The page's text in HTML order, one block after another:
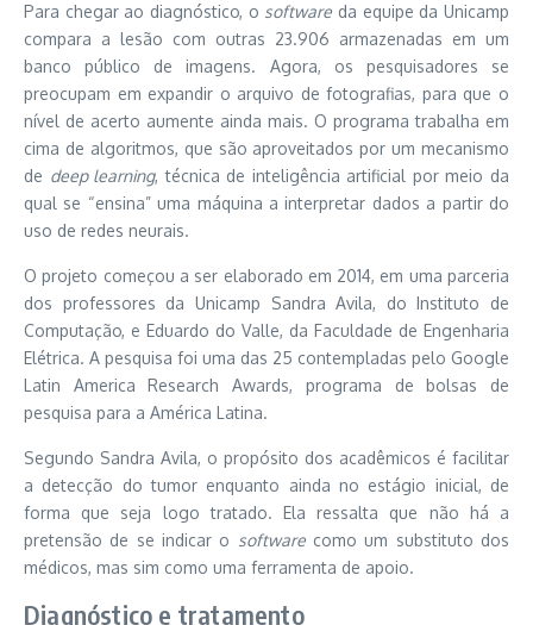
Para chegar ao diagnóstico, o software da equipe da Unicamp
compara a lesão com outras 23.906 armazenadas em um
banco público de imagens. Agora, os pesquisadores se
preocupam em expandir o arquivo de fotografias, para que o
nível de acerto aumente ainda mais. O programa trabalha em
cima de algoritmos, que são aproveitados por um mecanismo
de deep learning, técnica de inteligência artificial por meio da
qual se “ensina” uma máquina a interpretar dados a partir do
uso de redes neurais.
O projeto começou a ser elaborado em 2014, em uma parceria
dos professores da Unicamp Sandra Avila, do Instituto de
Computação, e Eduardo do Valle, da Faculdade de Engenharia
Elétrica. A pesquisa foi uma das 25 contempladas pelo Google
Latin America Research Awards, programa de bolsas de
pesquisa para a América Latina.
Segundo Sandra Avila, o propósito dos acadêmicos é facilitar
a detecção do tumor enquanto ainda no estágio inicial, de
forma que seja logo tratado. Ela ressalta que não há a
pretensão de se indicar o softwarecomo um substituto dos
médicos, mas sim como uma ferramenta de apoio.
Diagnóstico e tratamento